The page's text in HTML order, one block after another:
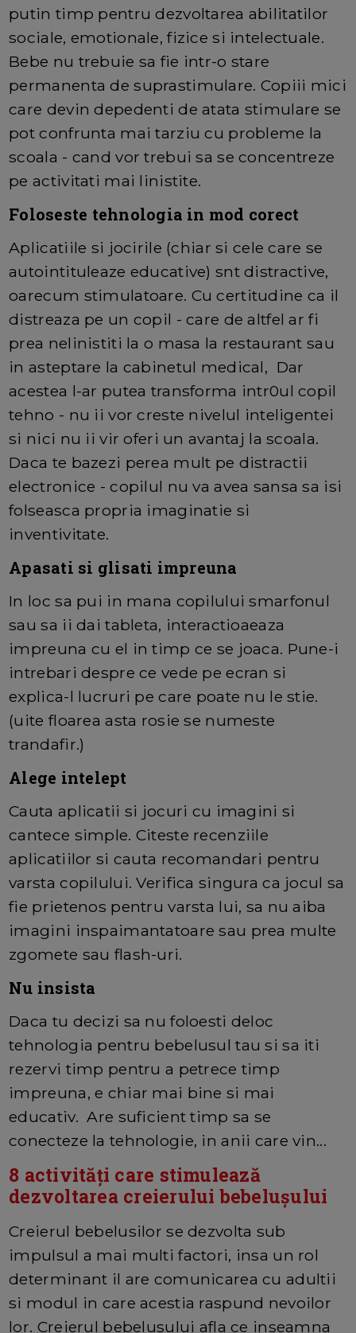
putin timp pentru dezvoltarea abilitatilor
sociale, emotionale, fizice si intelectuale.
Bebe nu trebuie sa fie intr-o stare
permanenta de suprastimulare. Copiii mici
care devin depedenti de atata stimulare se
pot confrunta mai tarziu cu probleme la
scoala - cand vor trebui sa se concentreze
pe activitati mai linistite.
Foloseste tehnologia in mod corect
Aplicatiile si jocirile (chiar si cele care se
autointituleaze educative) snt distractive,
oarecum stimulatoare. Cu certitudine ca il
distreaza pe un copil - care de altfel ar fi
prea nelinistiti la o masa la restaurant sau
in asteptare la cabinetul medical, Dar
acestea l-ar putea transforma intr0ul copil
tehno - nu ii vor creste nivelul inteligentei
si nici nu ii vir oferi un avantaj la scoala.
Daca te bazezi perea mult pe distractii
electronice - copilul nu va avea sansa sa isi
folseasca propria imaginatie si
inventivitate.
Apasati si glisati impreuna
In loc sa pui in mana copilului smarfonul
sau sa ii dai tableta, interactioaeaza
impreuna cu el in timp ce se joaca. Pune-i
intrebari despre ce vede pe ecran si
explica-l lucruri pe care poate nu le stie.
(uite floarea asta rosie se numeste
trandafir.)
Alege intelept
Cauta aplicatii si jocuri cu imagini si
cantece simple. Citeste recenziile
aplicatiilor si cauta recomandari pentru
varsta copilului. Verifica singura ca jocul sa
fie prietenos pentru varsta lui, sa nu aiba
imagini inspaimantatoare sau prea multe
zgomete sau flash-uri.
Nu insista
Daca tu decizi sa nu foloesti deloc
tehnologia pentru bebelusul tau si sa iti
rezervi timp pentru a petrece timp
impreuna, e chiar mai bine si mai
educativ. Are suficient timp sa se
conecteze la tehnologie, in anii care vin...
8 activități care stimulează
dezvoltarea creierului bebelușului
Creierul bebelusilor se dezvolta sub
impulsul a mai multi factori, insa un rol
determinant il are comunicarea cu adultii
si modul in care acestia raspund nevoilor
lor. Creierul bebelusului afla ce inseamna